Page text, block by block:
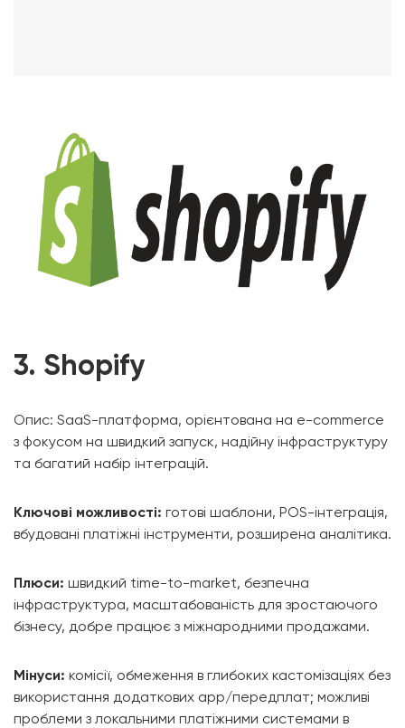
3. Shopify
Опис: SaaS-платформа, орієнтована на e-commerce
з фокусом на швидкий запуск, надійну інфраструктуру
та багатий набір інтеграцій.
Ключові можливості: готові шаблони, POS-інтеграція,
вбудовані платіжні інструменти, розширена аналітика.
Плюси: швидкий time-to-market, безпечна
інфраструктура, масштабованість для зростаючого
бізнесу, добре працює з міжнародними продажами.
Мінуси: комісії, обмеження в глибоких кастомізаціях без
використання додаткових app/передплат; можливі
проблеми з локальними платіжними системами в